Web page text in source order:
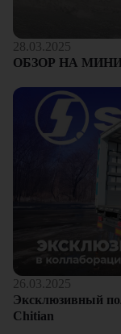
28.03.2025
ОБЗОР НА
26.03.2025
Эксклюзивный
Chitian